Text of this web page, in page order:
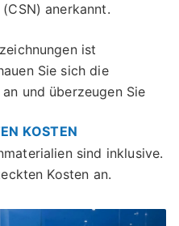
anerkannt.
ist
Sie sich die
und überzeugen Sie
KOSTEN
sind inklusive.
Kosten an.